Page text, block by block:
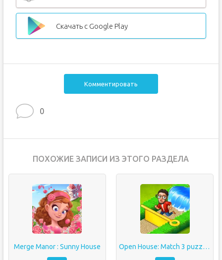
Скачать с Google Play
Комментировать
0
ПОХОЖИЕ ЗАПИСИ ИЗ ЭТОГО РАЗДЕЛА
Merge Manor : Sunny House Open House: Match 3 puzzles